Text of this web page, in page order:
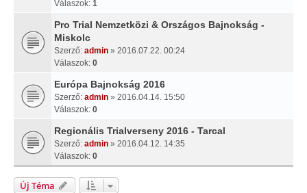
Válaszok: 1
Pro Trial Nemzetközi & Országos Bajnokság -
Miskolc
Szerző: admin » 2016.07.22. 00:24
Válaszok: 0
Európa Bajnokság 2016
Szerző: admin » 2016.04.14. 15:50
Válaszok: 0
Regionális Trialverseny 2016 - Tarcal
Szerző: admin » 2016.04.12. 14:35
Válaszok: 0
Új Téma